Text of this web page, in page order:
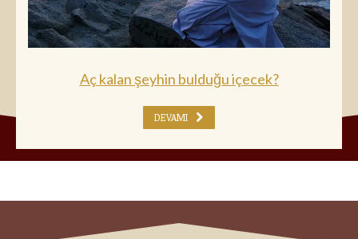
Aç kalan şeyhin bulduğu içecek?
DEVAMI